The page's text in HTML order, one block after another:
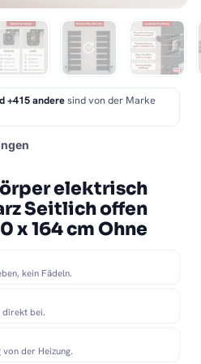
+415 anderesind von der Marke
elektrisch
Seitlich offen
x 164 cm Ohne
kein Fädeln.
direkt bei.
der Heizung.